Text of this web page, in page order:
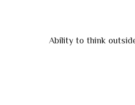
Ability to think